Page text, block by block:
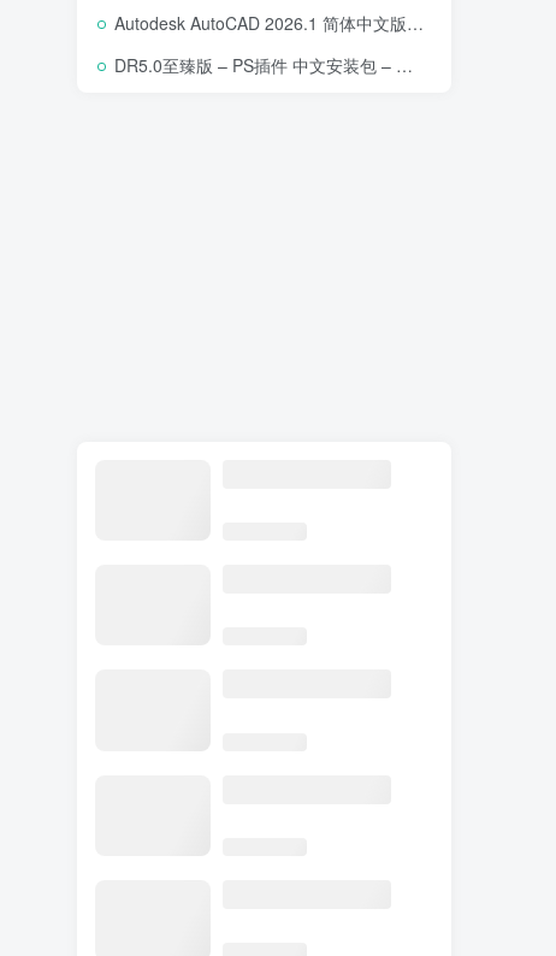
Autodesk AutoCAD 2026.1 简体中文版 – 专业计算机辅助设计软件
DR5.0至臻版 – PS插件 中文安装包 – 专业级人像修图工具